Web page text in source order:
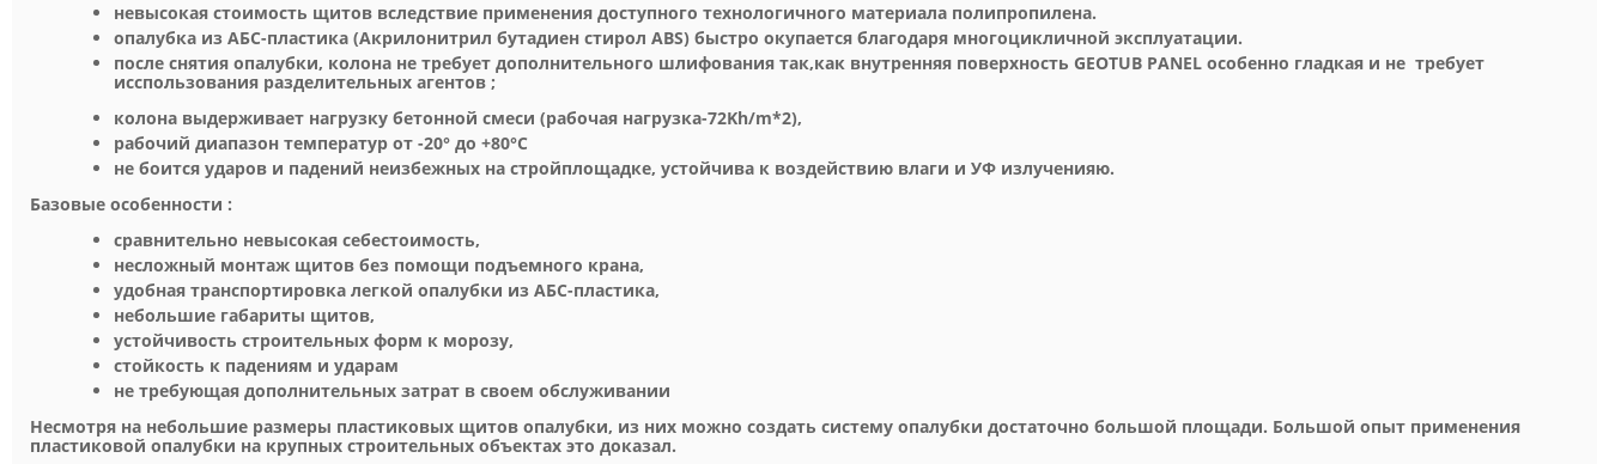
невысокая стоимость щитов вследствие применения доступного технологичного материала полипропилена.
опалубка из АБС-пластика (Акрилонитрил бутадиен стирол ABS) быстро окупается благодаря многоцикличной эксплуатации.
после снятия опалубки, колона не требует дополнительного шлифования так,как внутренняя поверхность GEOTUB PANEL особенно гладкая и не требует
исспользования разделительных агентов ;
колона выдерживает нагрузку бетонной смеси (рабочая нагрузка-72Kh/m*2),
рабочий диапазон температур от -20° до +80°С
не боится ударов и падений неизбежных на стройплощадке, устойчива к воздействию влаги и УФ излученияю.
Базовые особенности :
сравнительно невысокая себестоимость,
несложный монтаж щитов без помощи подъемного крана,
удобная транспортировка легкой опалубки из АБС-пластика,
небольшие габариты щитов,
устойчивость строительных форм к морозу,
стойкость к падениям и ударам
не требующая дополнительных затрат в своем обслуживании
Несмотря на небольшие размеры пластиковых щитов опалубки, из них можно создать систему опалубки достаточно большой площади. Большой опыт применения
пластиковой опалубки на крупных строительных объектах это доказал.